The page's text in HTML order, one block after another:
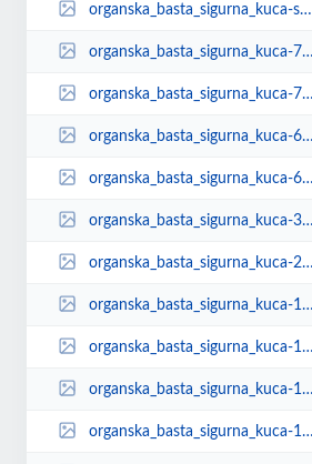
organska_basta_sigurna_kuca-scaled.jpg
organska_basta_sigurna_kuca-768x512.jpg
organska_basta_sigurna_kuca-70x53.jpg
organska_basta_sigurna_kuca-620x264.jpg
organska_basta_sigurna_kuca-600x400.jpg
organska_basta_sigurna_kuca-300x200.jpg
organska_basta_sigurna_kuca-2048x1365.jpg
organska_basta_sigurna_kuca-174x131.jpg
organska_basta_sigurna_kuca-1536x1024.jpg
organska_basta_sigurna_kuca-150x150.jpg
organska_basta_sigurna_kuca-1024x683.jpg